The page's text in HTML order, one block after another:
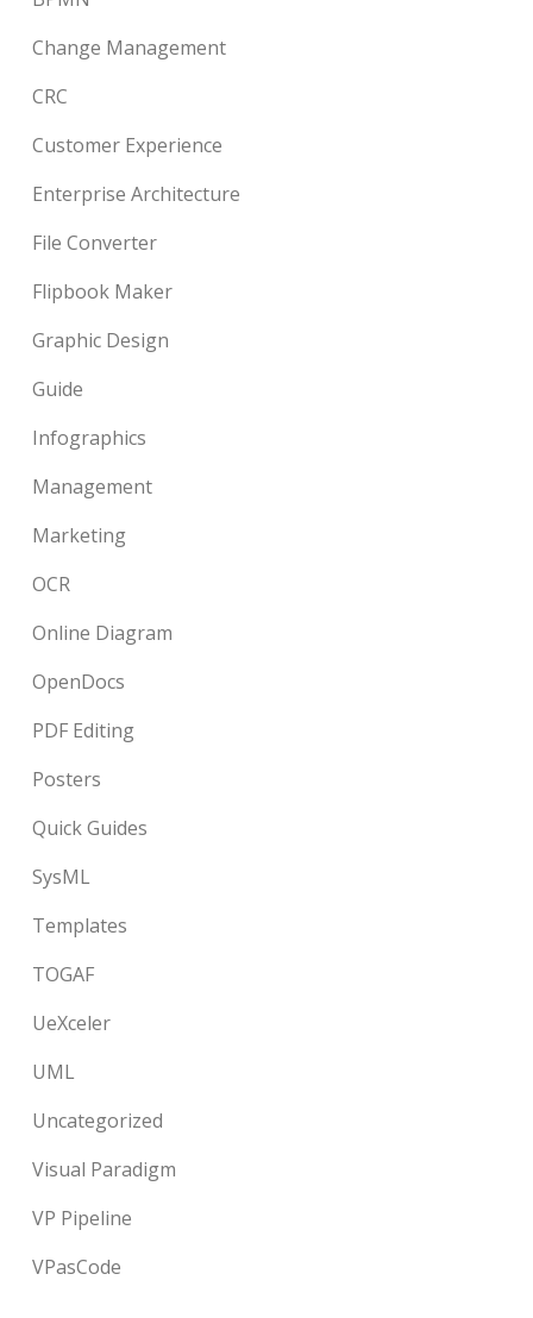
Change Management
CRC
Customer Experience
Enterprise Architecture
File Converter
Flipbook Maker
Graphic Design
Guide
Infographics
Management
Marketing
OCR
Online Diagram
OpenDocs
PDF Editing
Posters
Quick Guides
SysML
Templates
TOGAF
UeXceler
UML
Uncategorized
Visual Paradigm
VP Pipeline
VPasCode